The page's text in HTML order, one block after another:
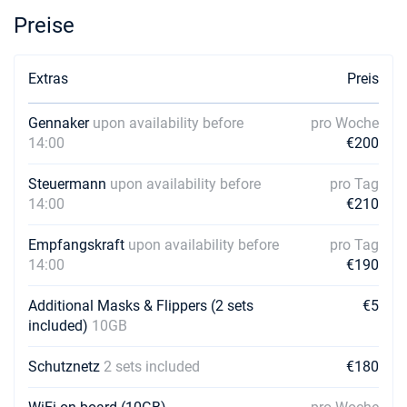
Buchen Sie diese Yacht
€2624
€2624
21/11/2026 - 28/11/2026 €2624
22/11/2026 - 29/11/2026
Buchen Sie diese Yacht
23/11/2026 - 30/11/2026 €2624
Buchen Sie diese Yacht
Preise
Extras Preis
Gennaker upon availability before
14:00
pro Woche
€200
Steuermann upon availability before
14:00
pro Tag
€210
Empfangskraft upon availability before
14:00
pro Tag
€190
Additional Masks & Flippers (2 sets
included) 10GB
€5
Schutznetz 2 sets included €180